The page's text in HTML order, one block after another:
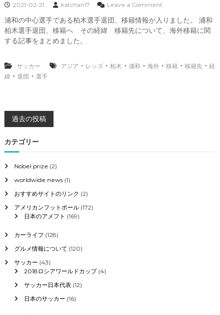
2021-02-21 katchan17 Leave a Commento
浦
和
柏
浦和の中心選手である柏木選手退団、移籍情報が入りました。 浦和
柏木選手退団、移籍へ その経緯 移籍先について、海外移籍に関
する記事をまとめました。
サッカー アジア ・ レッズ・ 柏木 ・ 浦和 ・ 海外・ 移籍・ 移籍先・ 経
緯・ 退団 ・ 選手
投
稿
ナ
ビ
ゲ
ー
シ
ョ
ン
過去の投稿
カテゴリー
Nobel prize (2)
worldwide news(1)
おすすめサイトのリンク (2)
アメリカンフットボール(172)
日本のアメフト (169)
カーライフ (128)
グルメ情報について (120)
サッカー (43)
2018ロシアワールドカップ(4)
サッカー日本代表(12)
日本のサッカー (16)